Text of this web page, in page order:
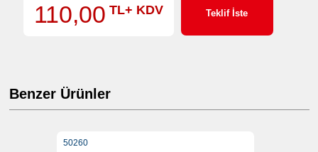
110,00 TL+ KDV Teklif İste
Benzer Ürünler
50260